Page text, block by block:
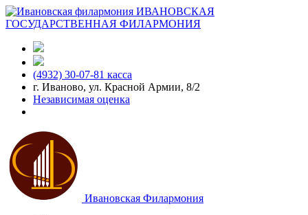
ИВАНОВСКАЯ
ГОСУДАРСТВЕННАЯ ФИЛАРМОНИЯ
(4932) 30-07-81 касса
г. Иваново, ул. Красной Армии, 8/2
Независимая оценка
Ивановская Филармония